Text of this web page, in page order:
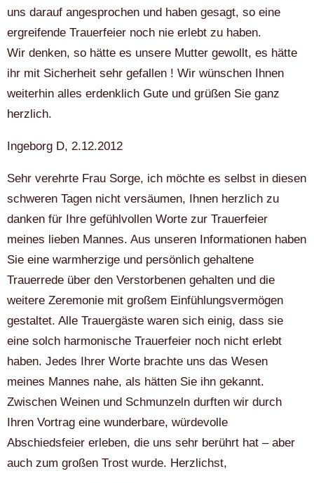
uns darauf angesprochen und haben gesagt, so eine
ergreifende Trauerfeier noch nie erlebt zu haben.
Wir denken, so hätte es unsere Mutter gewollt, es hätte
ihr mit Sicherheit sehr gefallen ! Wir wünschen Ihnen
weiterhin alles erdenklich Gute und grüßen Sie ganz
herzlich.
Ingeborg D, 2.12.2012
Sehr verehrte Frau Sorge, ich möchte es selbst in diesen
schweren Tagen nicht versäumen, Ihnen herzlich zu
danken für Ihre gefühlvollen Worte zur Trauerfeier
meines lieben Mannes. Aus unseren Informationen haben
Sie eine warmherzige und persönlich gehaltene
Trauerrede über den Verstorbenen gehalten und die
weitere Zeremonie mit großem Einfühlungsvermögen
gestaltet. Alle Trauergäste waren sich einig, dass sie
eine solch harmonische Trauerfeier noch nicht erlebt
haben. Jedes Ihrer Worte brachte uns das Wesen
meines Mannes nahe, als hätten Sie ihn gekannt.
Zwischen Weinen und Schmunzeln durften wir durch
Ihren Vortrag eine wunderbare, würdevolle
Abschiedsfeier erleben, die uns sehr berührt hat – aber
auch zum großen Trost wurde. Herzlichst,